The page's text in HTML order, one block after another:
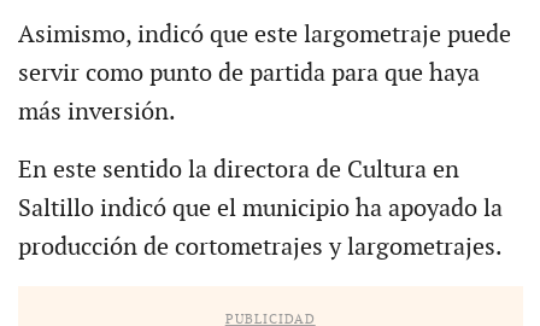
Asimismo, indicó que este largometraje puede
servir como punto de partida para que haya
más inversión.
En este sentido la directora de Cultura en
Saltillo indicó que el municipio ha apoyado la
producción de cortometrajes y largometrajes.
PUBLICIDAD